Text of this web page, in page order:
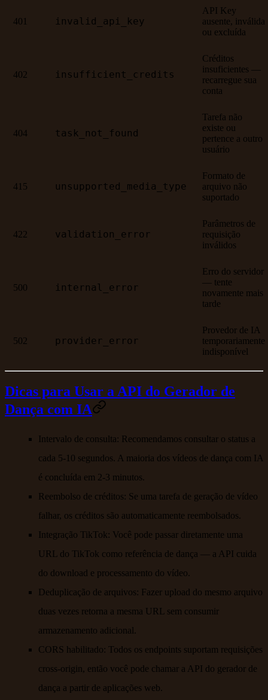
401 invalid_api_key
API Key
ausente, inválida
ou excluída
402 insufficient_credits
Créditos
insuficientes —
recarregue sua
conta
404 task_not_found
Tarefa não
existe ou
pertence a outro
usuário
415 unsupported_media_type
Formato de
arquivo não
suportado
422 validation_error
Parâmetros de
requisição
inválidos
500 internal_error
Erro do servidor
— tente
novamente mais
tarde
502 provider_error
Provedor de IA
temporariamente
indisponível
Dicas para Usar a API do Gerador de
Dança com IA
Intervalo de consulta: Recomendamos consultar o status a
cada 5-10 segundos. A maioria dos vídeos de dança com IA
é concluída em 2-3 minutos.
Reembolso de créditos: Se uma tarefa de geração de vídeo
falhar, os créditos são automaticamente reembolsados.
Integração TikTok: Você pode passar diretamente uma
URL do TikTok como referência de dança — a API cuida
do download e processamento do vídeo.
Deduplicação de arquivos: Fazer upload do mesmo arquivo
duas vezes retorna a mesma URL sem consumir
armazenamento adicional.
CORS habilitado: Todos os endpoints suportam requisições
cross-origin, então você pode chamar a API do gerador de
dança a partir de aplicações web.